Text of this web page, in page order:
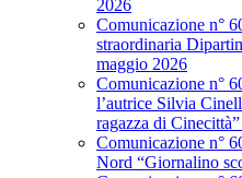
2026
Comunicazione n°
straordinaria
maggio 2026
Comunicazione n°
l’autrice Silvia
ragazza di
Comunicazione n°
Nord “Giornalino